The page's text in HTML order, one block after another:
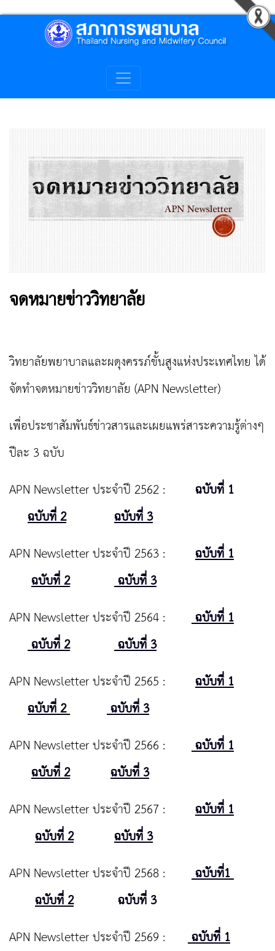
จดหมายข่าววิทยาลัย
วิทยาลัยพยาบาลและผดุงครรภ์ขั้นสูงแห่งประเทศไทย ได้
จัดทำจดหมายข่าววิทยาลัย (APN Newsletter)
เพื่อประชาสัมพันธ์ข่าวสารและเผยแพร่สาระความรู้ต่างๆ
ปีละ 3 ฉบับ
APN Newsletter ประจำปี 2562 :
ฉบับที่ 1
ฉบับที่ 2
ฉบับที่ 3
APN Newsletter ประจำปี 2563 :
ฉบับที่ 1
ฉบับที่ 2
ฉบับที่ 3
APN Newsletter ประจำปี 2564 : ฉบับที่ 1
ฉบับที่ 2
ฉบับที่ 3
APN Newsletter ประจำปี 2565 :
ฉบับที่ 1
ฉบับที่ 2
ฉบับที่ 3
APN Newsletter ประจำปี 2566 :
ฉบับที่ 1
ฉบับที่ 2
ฉบับที่ 3
APN Newsletter ประจำปี 2567 :
ฉบับที่ 1
ฉบับที่ 2
ฉบับที่ 3
APN Newsletter ประจำปี 2568 :
ฉบับที่1
ฉบับที่ 2
ฉบับที่ 3
APN Newsletter ประจำปี 2569 :
ฉบับที่ 1